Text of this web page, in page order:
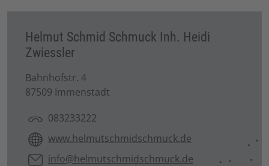
Helmut Schmid Schmuck Inh. Heidi
Zwiessler
Bahnhofstr. 4
87509 Immenstadt
083233222
www.helmutschmidschmuck.de
info@helmutschmidschmuck.de